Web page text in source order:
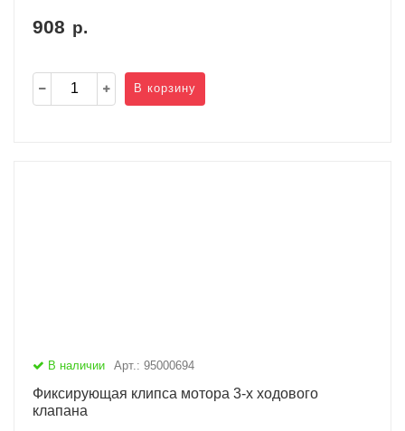
908 р.
В корзину
В наличии Арт.: 95000694
Фиксирующая клипса мотора 3-х ходового
клапана